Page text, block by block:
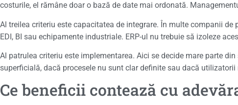
costurile, el rămâne doar o bază de date mai ordonată.
Al treilea criteriu este capacitatea de integrare. În multe companii
EDI, BI sau echipamente industriale. ERP-ul nu trebuie să izoleze
Al patrulea criteriu este implementarea. Aici se decide mare parte
superficială, dacă procesele nu sunt clar definite sau dacă
Ce beneficii contează cu